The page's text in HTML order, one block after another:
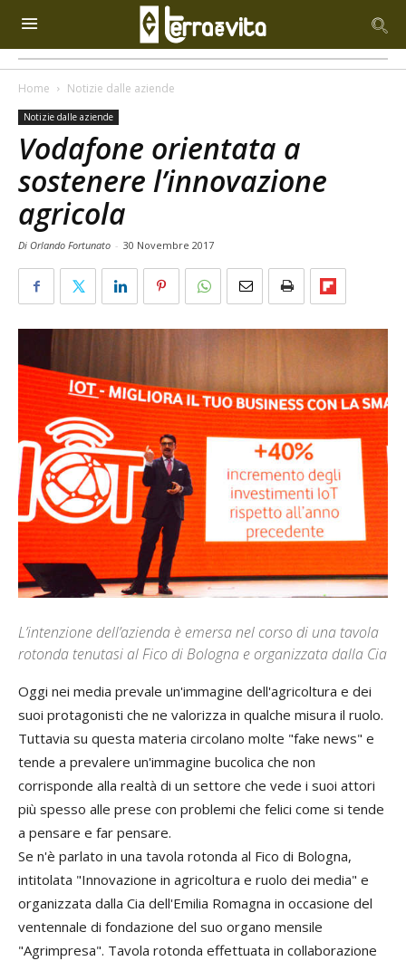
Home Notizie dalle aziende
Notizie dalle aziende
Vodafone orientata a
sostenere l’innovazione
agricola
Di Orlando Fortunato - 30 Novembre 2017
L’intenzione dell’azienda è emersa nel corso di una tavola
rotonda tenutasi al Fico di Bologna e organizzata dalla Cia
Oggi nei media prevale un'immagine dell'agricoltura e dei
suoi protagonisti che ne valorizza in qualche misura il ruolo.
Tuttavia su questa materia circolano molte "fake news" e
tende a prevalere un'immagine bucolica che non
corrisponde alla realtà di un settore che vede i suoi attori
più spesso alle prese con problemi che felici come si tende
a pensare e far pensare.
Se n'è parlato in una tavola rotonda al Fico di Bologna,
intitolata "Innovazione in agricoltura e ruolo dei media" e
organizzata dalla Cia dell'Emilia Romagna in occasione del
ventennale di fondazione del suo organo mensile
"Agrimpresa". Tavola rotonda effettuata in collaborazione